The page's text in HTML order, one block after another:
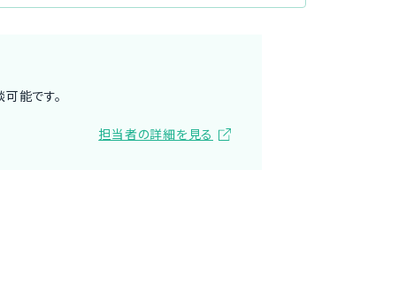
能です。
担当者の詳細を見る